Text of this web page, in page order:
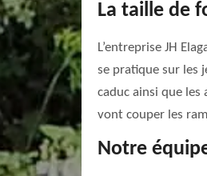
La taille de
L’entreprise JH
se pratique sur les
caduc ainsi que les
vont couper les
Notre